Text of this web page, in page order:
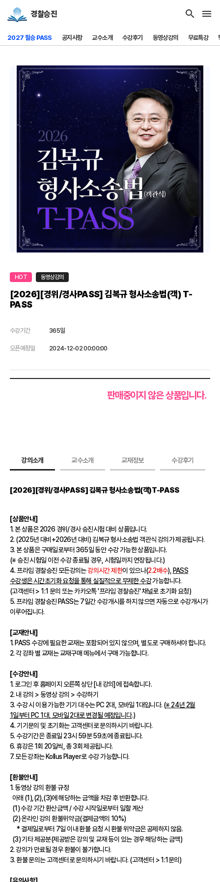
경찰승진 search menu
2027 필승 PASS 공지사항 교수소개 수강후기 동영상강의 무료특강
HOT 동영상강의
[2026][경위/경사PASS] 김복규 형사소송법(객) T-
PASS
수강기간 365일
오픈예정일 2024-12-02 00:00:00
판매중이지 않은 상품입니다.
강의소개 교수소개 교재정보 수강후기
[2026][경위/경사PASS] 김복규 형사소송법(객)T-PASS
[상품안내]
1. 본 상품은 2026 경위/경사 승진시험 대비 상품입니다.
2. (2025년 대비+2026년 대비) 김복규 형사소송법 객관식 강의가 제공됩니다.
3. 본 상품은 구매일로부터 365일 동안 수강 가능한 상품입니다.
(※ 승진 시험일 이전 수강 종료될 경우, 시험일까지 연장됩니다.)
4. 프라임 경찰승진 모든강의는강의시간 제한이 있으나(2.2배수), PASS
수강생은 시간초기화 요청을 통해 실질적으로 무제한 수강가능합니다.
(고객센터 > 1:1 문의 또는 카카오톡 '프라임 경찰승진' 채널로 초기화 요청)
5. 프라임 경찰승진 PASS는 7일간 수강개시를 하지 않으면 자동으로 수강개시가
이루어집니다.
[교재안내]
1. PASS 수강에 필요한 교재는 포함되어 있지 않으며, 별도로 구매하셔야 합니다.
2. 각 강좌 별 교재는 교재구매 메뉴에서 구매 가능합니다.
[수강안내]
1. 로그인 후 홈페이지 오른쪽 상단 [내 강의]에 접속합니다.
2. 내 강의 > 동영상 강의 > 수강하기
3. 수강 시 이용 가능한 기기 대수는 PC 2대, 모바일 1대입니다. (※ 24년 2월
1일부터 PC 1대, 모바일 2대로 변경될 예정입니다.)
4. 기기문의 및 초기화는 고객센터로 문의하시기 바랍니다.
5. 수강기간은 종료일 23시 59분 59초에 종료됩니다.
6. 휴강은 1회 20일씩, 총 3회 제공됩니다.
7. 모든 강좌는 Kollus Player로 수강 가능합니다.
[환불안내]
1. 동영상 강의 환불 규정
아래 (1),(2),(3)에 해당하는 금액을 차감 후 반환합니다.
(1) 수강 기간 환산금액 / 수강 시작일로부터 일할 계산
(2) 온라인 강의 환불위약금(결제금액의 10%)
* 결제일로부터 7일 이내 환불 요청 시 환불 위약금은 공제하지 않음.
(3) 기타 제공분(제공받은 강의 및 교재 등이 있는 경우 해당하는 금액)
2. 강의가 만료될 경우 환불이 불가합니다.
3. 환불 문의는 고객센터로 문의하시기 바랍니다. (고객센터 > 1:1문의)
[유의사항]